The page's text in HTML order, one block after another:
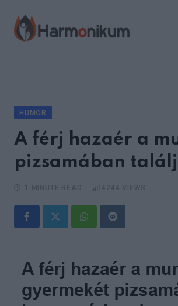
content
HUMOR
A férj hazaér a
pizsamában
WhatsappReddit